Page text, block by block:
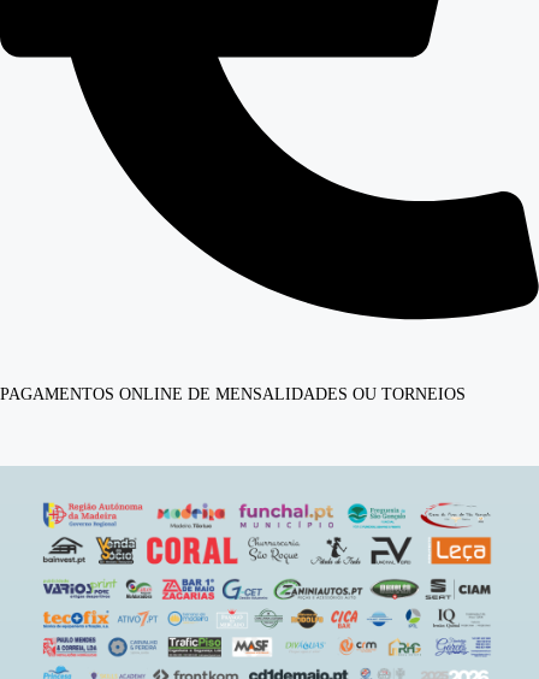
PAGAMENTOS ONLINE DE MENSALIDADES OU TORNEIOS